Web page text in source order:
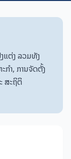
ແຕ່ງ ລວມທັງ
ກຳ, ການຈັດຕັ້ງ
ສະຖິຕິ